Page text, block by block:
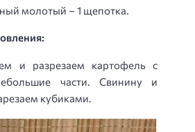
молотый – 1 щепотка.
и разрезаем картофель с
части. Свинину и
кубиками.